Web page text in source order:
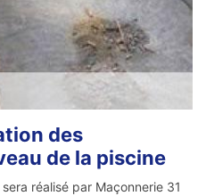
des
de la piscine
réalisé par Maçonnerie 31